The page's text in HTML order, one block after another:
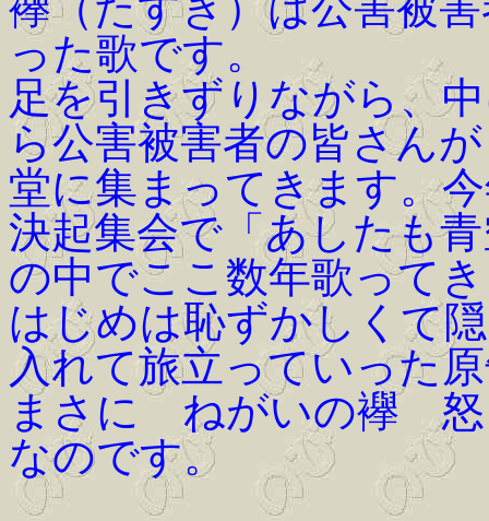
った歌です。
足を引きずりながら、
ら公害被害者の皆さん
堂に集まってきます。
決起集会で「あしたも
の中でここ数年歌って
はじめは恥ずかしくて
入れて旅立っていった
まさに ねがいの襷
なのです。